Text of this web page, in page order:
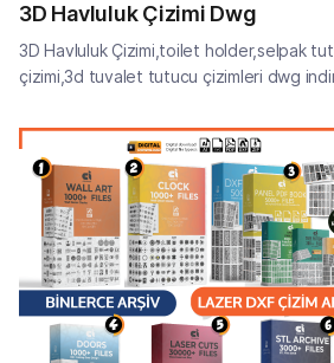
3D Havluluk Çizimi Dwg
3D Havluluk Çizimi,toilet holder,selpak
çizimi,3d tuvalet tutucu çizimleri dwg